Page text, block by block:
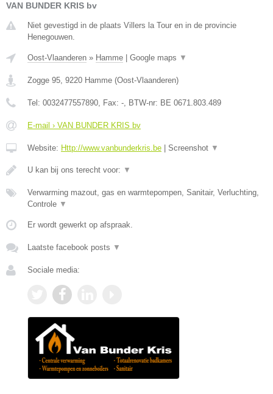
VAN BUNDER KRIS bv
Niet gevestigd in de plaats Villers la Tour en in de provincie
Henegouwen.
Oost-Vlaanderen » Hamme Google maps ▼
Zogge 95, 9220 Hamme (Oost-Vlaanderen)
Tel: 0032477557890, Fax: -, BTW-nr: BE 0671.803.489
E-mail › VAN BUNDER KRIS bv
Website: Http://www.vanbunderkris.be Screenshot ▼
U kan bij ons terecht voor: ▼
Verwarming mazout, gas en warmtepompen, Sanitair, Verluchting,
Controle ▼
Er wordt gewerkt op afspraak.
Laatste facebook posts ▼
Sociale media: